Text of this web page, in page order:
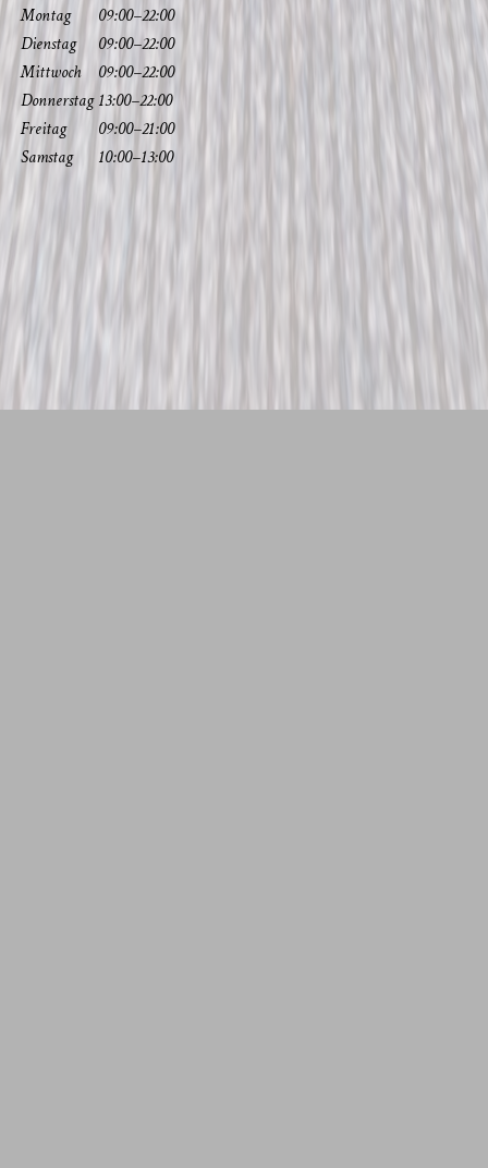
Mon­tag
09:00–22:00
Diens­tag
09:00–22:00
Mitt­woch
09:00–22:00
Don­ners­tag 13:00–22:00
Frei­tag
09:00–21:00
Sams­tag
10:00–13:00